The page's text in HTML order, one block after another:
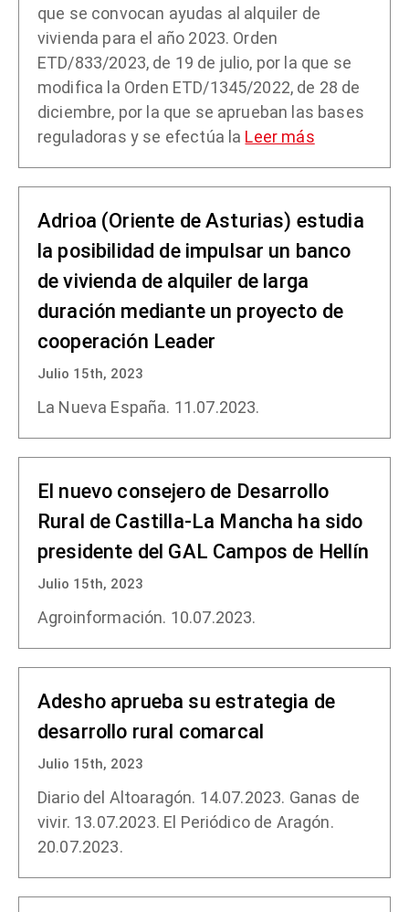
que se convocan ayudas al alquiler de
vivienda para el año 2023. Orden
ETD/833/2023, de 19 de julio, por la que se
modifica la Orden ETD/1345/2022, de 28 de
diciembre, por la que se aprueban las bases
reguladoras y se efectúa la Leer más
Adrioa (Oriente de Asturias) estudia
la posibilidad de impulsar un banco
de vivienda de alquiler de larga
duración mediante un proyecto de
cooperación Leader
Julio 15th, 2023
La Nueva España. 11.07.2023.
El nuevo consejero de Desarrollo
Rural de Castilla-La Mancha ha sido
presidente del GAL Campos de Hellín
Julio 15th, 2023
Agroinformación. 10.07.2023.
Adesho aprueba su estrategia de
desarrollo rural comarcal
Julio 15th, 2023
Diario del Altoaragón. 14.07.2023. Ganas de
vivir. 13.07.2023. El Periódico de Aragón.
20.07.2023.